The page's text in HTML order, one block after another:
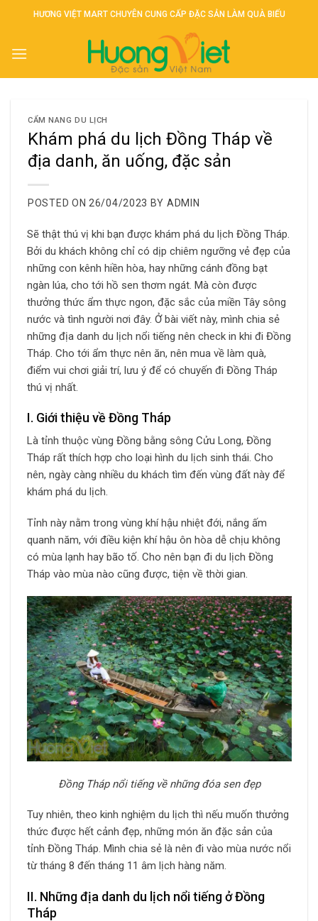
HƯƠNG VIỆT MART CHUYÊN CUNG CẤP ĐẶC SẢN LÀM QUÀ BIẾU
CẨM NANG DU LỊCH
Khám phá du lịch Đồng Tháp về
địa danh, ăn uống, đặc sản
POSTED ON 26/04/2023 BY ADMIN
Sẽ thật thú vị khi bạn được khám phá du lịch Đồng Tháp.
Bởi du khách không chỉ có dịp chiêm ngưỡng vẻ đẹp của
những con kênh hiền hòa, hay những cánh đồng bạt
ngàn lúa, cho tới hồ sen thơm ngát. Mà còn được
thưởng thức ẩm thực ngon, đặc sắc của miền Tây sông
nước và tình người nơi đây. Ở bài viết này, mình chia sẻ
những địa danh du lịch nổi tiếng nên check in khi đi Đồng
Tháp. Cho tới ẩm thực nên ăn, nên mua về làm quà,
điểm vui chơi giải trí, lưu ý để có chuyến đi Đồng Tháp
thú vị nhất.
I. Giới thiệu về Đồng Tháp
Là tỉnh thuộc vùng Đồng bằng sông Cửu Long, Đồng
Tháp rất thích hợp cho loại hình du lịch sinh thái. Cho
nên, ngày càng nhiều du khách tìm đến vùng đất này để
khám phá du lịch.
Tỉnh này nằm trong vùng khí hậu nhiệt đới, nắng ấm
quanh năm, với điều kiện khí hậu ôn hòa dễ chịu không
có mùa lạnh hay bão tố. Cho nên bạn đi du lịch Đồng
Tháp vào mùa nào cũng được, tiện về thời gian.
Đồng Tháp nổi tiếng về những đóa sen đẹp
Tuy nhiên, theo kinh nghiệm du lịch thì nếu muốn thưởng
thức được hết cảnh đẹp, những món ăn đặc sản của
tỉnh Đồng Tháp. Mình chia sẻ là nên đi vào mùa nước nổi
từ tháng 8 đến tháng 11 âm lịch hàng năm.
II. Những địa danh du lịch nổi tiếng ở Đồng
Tháp